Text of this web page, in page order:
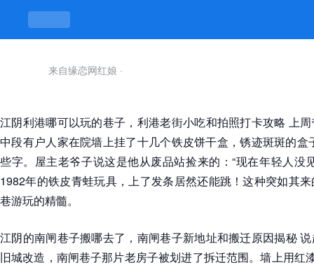
来自缘恋网红娘 ·
江阴利港哪可以玩的巷子，利港老街小吃和拍照打卡攻略 上
中段有户人家在院墙上挂了十几个铁皮饼干盒，锈迹斑斑的盒
些字。屋主老爷子说这是他从废品站捡来的：“现在年轻人没
1982年的铁皮青蛙玩具，上了发条居然还能跳！这种突如其
巷游玩的精髓。
江阴的南闸巷子搬哪去了，南闸巷子新地址和搬迁原因揭秘
旧城改造，南闸巷子那片老房子被划进了拆迁范围。墙上用红